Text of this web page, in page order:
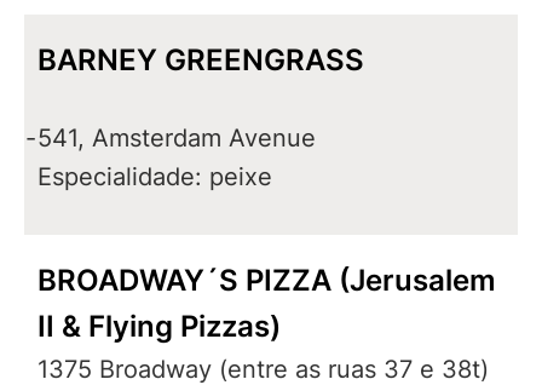
BARNEY GREENGRASS
-541, Amsterdam Avenue
Especialidade: peixe
BROADWAY´S PIZZA (Jerusalem
II & Flying Pizzas)
1375 Broadway (entre as ruas 37 e 38t)